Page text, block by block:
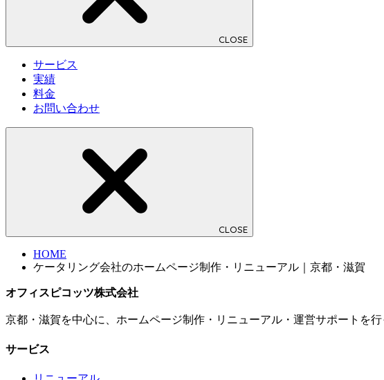
CLOSE
サービス
実績
料金
お問い合わせ
CLOSE
HOME
ケータリング会社のホームページ制作・リニューアル｜京都・滋賀
オフィスピコッツ株式会社
京都・滋賀を中心に、ホームページ制作・リニューアル・運営サポートを行
サービス